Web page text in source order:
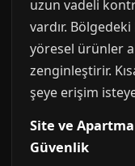
uzun vadeli
vardır.
yöresel ürünler
zenginleştirir.
şeye erişim
Site ve
Güvenlik